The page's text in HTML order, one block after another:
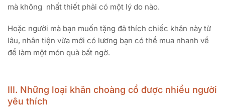
mà không nhất thiết phải có một lý do nào.
Hoặc người mà bạn muốn tặng đã thích chiếc khăn này từ
lâu, nhân tiện vừa mới có lương bạn có thể mua nhanh về
để làm một món quà bất ngờ.
III. Những loại khăn choàng cổ được nhiều người
yêu thích